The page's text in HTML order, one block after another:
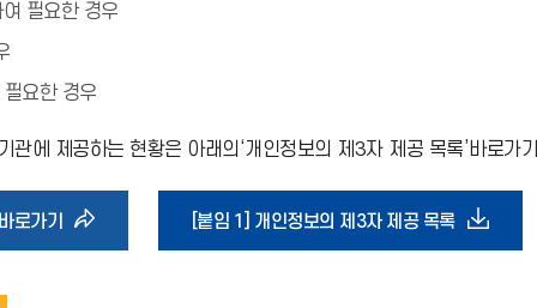
필요한 경우
요한 경우
관에 제공하는 현황은 아래의‘개인정보의 제3자 제공 목록’바로가
로가기 바 [붙임 1] 개인정보의 제3자 제공 목록다